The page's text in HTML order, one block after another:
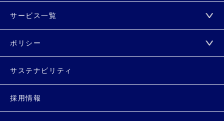
サービス一覧
ポリシー
サステナビリティ
採用情報